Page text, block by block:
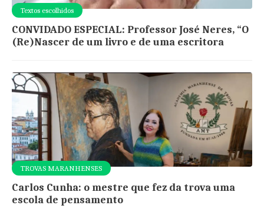
Textos escolhidos
CONVIDADO ESPECIAL: Professor José Neres, “O
(Re)Nascer de um livro e de uma escritora
TROVAS MARANHENSES
Carlos Cunha: o mestre que fez da trova uma
escola de pensamento